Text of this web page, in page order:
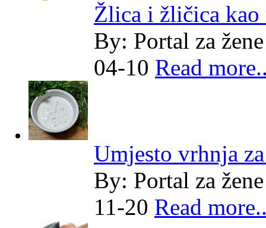
Žlica i žličica kao
By: Portal za žene
04-10 Read
Umjesto vrhnja
By: Portal za žene
11-20 Read